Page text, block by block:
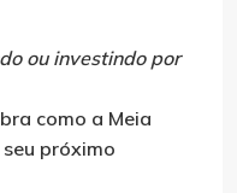
ou investindo por
como a Meia
próximo